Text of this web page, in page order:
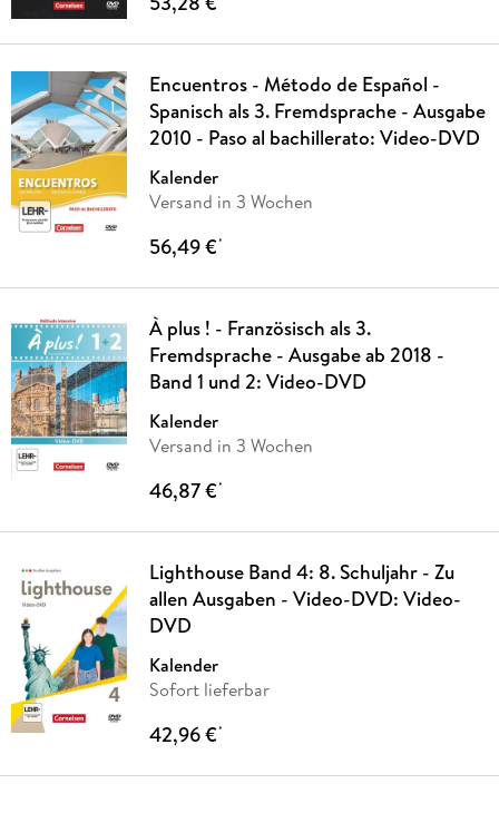
Encuentros - Método de Español -
Spanisch als 3. Fremdsprache - Ausgabe
2010 - Paso al bachillerato: Video-DVD
Kalender
Versand in 3 Wochen
56,49 €*
À plus ! - Französisch als 3.
Fremdsprache - Ausgabe ab 2018 -
Band 1 und 2: Video-DVD
Kalender
Versand in 3 Wochen
46,87 €*
Lighthouse Band 4: 8. Schuljahr - Zu
allen Ausgaben - Video-DVD: Video-
DVD
Kalender
Sofort lieferbar
42,96 €*